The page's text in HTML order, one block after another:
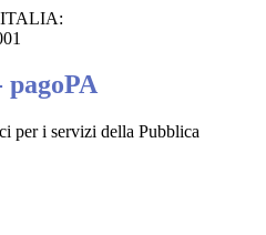
per i servizi della Pubblica